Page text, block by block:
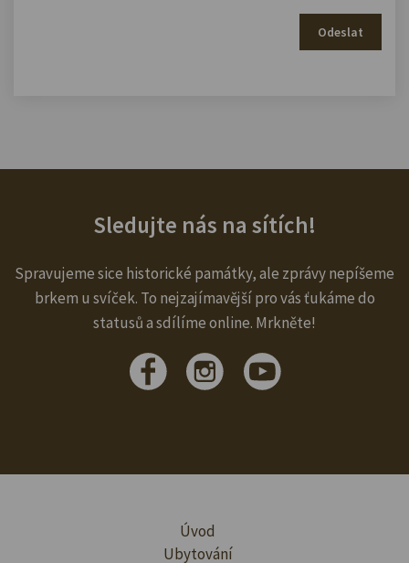
Odeslat
Sledujte nás na sítích!
Spravujeme sice historické památky, ale zprávy nepíšeme
brkem u svíček. To nejzajímavější pro vás ťukáme do
statusů a sdílíme online. Mrkněte!
Úvod
Ubytování